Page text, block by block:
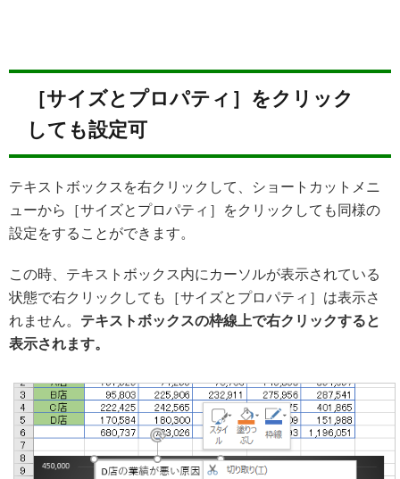
［サイズとプロパティ］をクリック
しても設定可
テキストボックスを右クリックして、ショートカットメニ
ューから［サイズとプロパティ］をクリックしても同様の
設定をすることができます。
この時、テキストボックス内にカーソルが表示されている
状態で右クリックしても［サイズとプロパティ］は表示さ
れません。 テキストボックスの枠線上で右クリックすると
表示されます。